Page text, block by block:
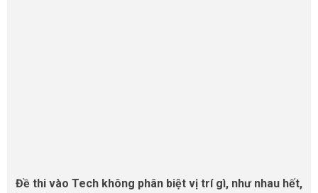
Đề thi vào Tech không phân biệt vị trí gì, như nhau hết,